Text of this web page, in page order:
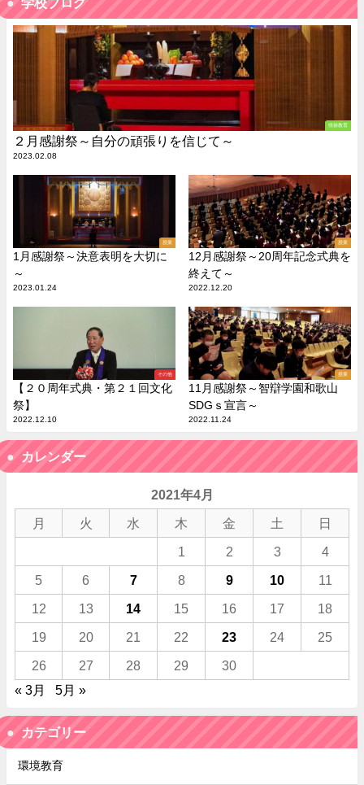
情操教育
２月感謝祭～自分の頑張りを信じて～
2023.02.08
授業
1月感謝祭～決意表明を大切に
～
2023.01.24
授業
12月感謝祭～20周年記念式典を
終えて～
2022.12.20
その他
【２０周年式典・第２１回文化
祭】
2022.12.10
授業
11月感謝祭～智辯学園和歌山
SDGｓ宣言～
2022.11.24
カレンダー
2021年4月
月 火 水 木 金 土 日
1 2 3 4
5 6 7 8 9 10 11
12 13 14 15 16 17 18
19 20 21 22 23 24 25
26 27 28 29
30
« 3月
5月 »
カテゴリー
環境教育